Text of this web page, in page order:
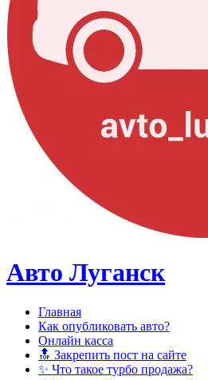
Авто Луганск
Главная
Как опубликовать авто?
Онлайн касса
🔝 Закрепить пост на сайте
✨ Что такое турбо продажа?